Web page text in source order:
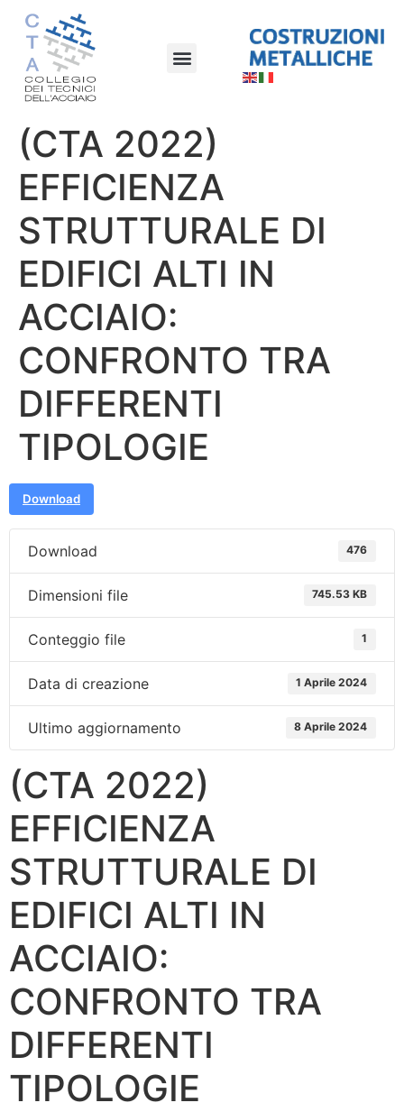
(CTA 2022)
EFFICIENZA
STRUTTURALE DI
EDIFICI ALTI IN
ACCIAIO:
CONFRONTO TRA
DIFFERENTI
TIPOLOGIE
Download
Download 476
Dimensioni file 745.53 KB
Conteggio file 1
Data di creazione 1 Aprile 2024
Ultimo aggiornamento 8 Aprile 2024
(CTA 2022)
EFFICIENZA
STRUTTURALE DI
EDIFICI ALTI IN
ACCIAIO:
CONFRONTO TRA
DIFFERENTI
TIPOLOGIE